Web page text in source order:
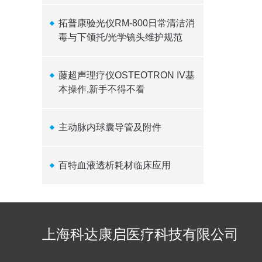
拓普康验光仪RM-800日常清洁消
毒与下颌托/光学镜头维护规范
藤超声理疗仪OSTEOTRON IV基
本操作,新手不得不看
主动脉内球囊导管及附件
百特血液透析耗材临床应用
上海科达康启医疗科技有限公司